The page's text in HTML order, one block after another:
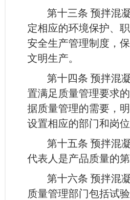
第十三条 预拌混
定相应的环境保护、职
安全生产管理制度，
文明生产。
第十四条 预拌混
置满足质量管理要求
据质量管理的需要，
设置相应的部门和岗位
第十五条 预拌混
代表人是产品质量的第
第十六条 预拌混
质量管理部门包括试